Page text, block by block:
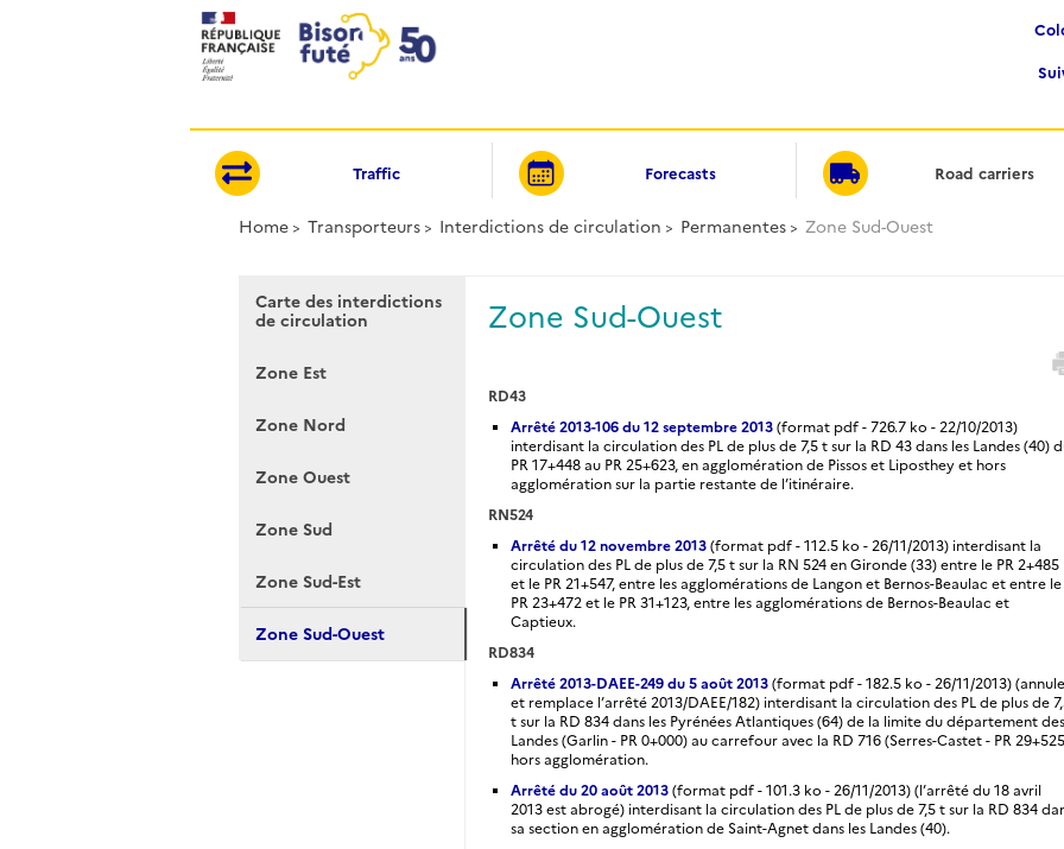
Traffic Forecasts Road carriers
Home Transporteurs Interdictions de circulation Permanentes Zone Sud-Ouest
Carte des interdictions
de circulation
Zone Est
Zone Nord
Zone Ouest
Zone Sud
Zone Sud-Est
Zone Sud-Ouest
Zone Sud-Ouest
RD43
Arrêté 2013-106 du 12 septembre 2013 (format pdf - 726.7 ko - 22/10/2013)
interdisant la circulation des PL de plus de 7,5 t sur la RD 43 dans les Landes (40)
PR 17+448 au PR 25+623, en agglomération de Pissos et Liposthey et hors
agglomération sur la partie restante de l’itinéraire.
RN524
Arrêté du 12 novembre 2013 (format pdf - 112.5 ko - 26/11/2013) interdisant la
circulation des PL de plus de 7,5 t sur la RN 524 en Gironde (33) entre le PR 2+485
et le PR 21+547, entre les agglomérations de Langon et Bernos-Beaulac et entre le
PR 23+472 et le PR 31+123, entre les agglomérations de Bernos-Beaulac et
Captieux.
RD834
Arrêté 2013-DAEE-249 du 5 août 2013 (format pdf - 182.5 ko - 26/11/2013) (annule
et remplace l’arrêté 2013/DAEE/182) interdisant la circulation des PL de plus de
t sur la RD 834 dans les Pyrénées Atlantiques (64) de la limite du département des
Landes (Garlin - PR 0+000) au carrefour avec la RD 716 (Serres-Castet - PR
hors agglomération.
Arrêté du 20 août 2013 (format pdf - 101.3 ko - 26/11/2013) (l’arrêté du 18 avril
2013 est abrogé) interdisant la circulation des PL de plus de 7,5 t sur la RD 834
sa section en agglomération de Saint-Agnet dans les Landes (40).